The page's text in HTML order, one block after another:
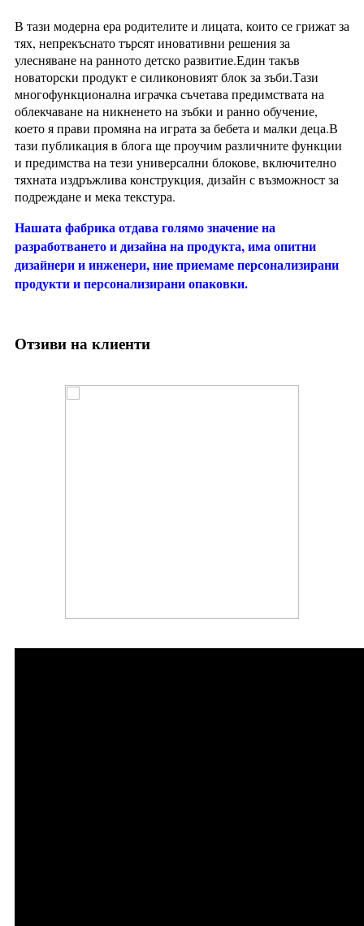
В тази модерна ера родителите и лицата, които се грижат за
тях, непрекъснато търсят иновативни решения за
улесняване на ранното детско развитие.Един такъв
новаторски продукт е силиконовият блок за зъби.Тази
многофункционална играчка съчетава предимствата на
облекчаване на никненето на зъбки и ранно обучение,
което я прави промяна на играта за бебета и малки деца.В
тази публикация в блога ще проучим различните функции
и предимства на тези универсални блокове, включително
тяхната издръжлива конструкция, дизайн с възможност за
подреждане и мека текстура.
Нашата фабрика отдава голямо значение на
разработването и дизайна на продукта, има опитни
дизайнери и инженери, ние приемаме персонализирани
продукти и персонализирани опаковки.
Отзиви на клиенти